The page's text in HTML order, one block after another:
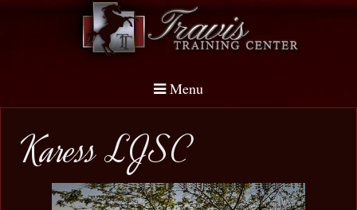
Menu
Karess LJSC